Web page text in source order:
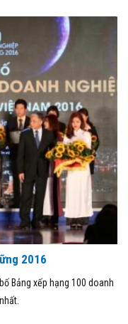
2016
Bảng xếp hạng 100 doanh